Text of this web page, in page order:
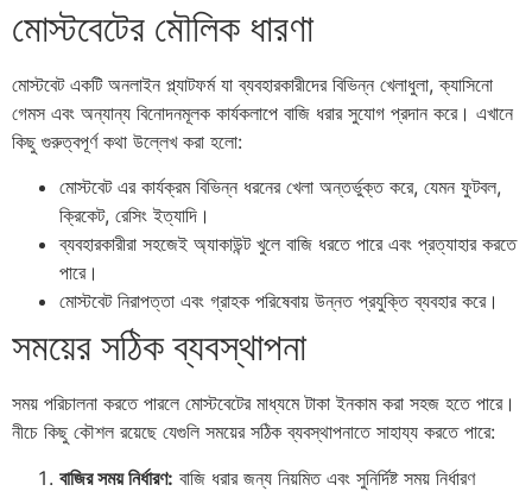
মোস্টবেটের মৌলিক ধারণা
মোস্টবেট একটি অনলাইন প্ল্যাটফর্ম যা ব্যবহারকারীদের বিভিন্ন খেলাধুলা, ক্যাসিনো
গেমস এবং অন্যান্য বিনোদনমূলক কার্যকলাপে বাজি ধরার সুযোগ প্রদান করে। এখানে
কিছু গুরুত্বপূর্ণ কথা উল্লেখ করা হলো:
মোস্টবেট এর কার্যক্রম বিভিন্ন ধরনের খেলা অন্তর্ভুক্ত করে, যেমন ফুটবল,
ক্রিকেট, রেসিং ইত্যাদি।
ব্যবহারকারীরা সহজেই অ্যাকাউন্ট খুলে বাজি ধরতে পারে এবং প্রত্যাহার করতে
পারে।
মোস্টবেট নিরাপত্তা এবং গ্রাহক পরিষেবায় উন্নত প্রযুক্তি ব্যবহার করে।
সময়ের সঠিক ব্যবস্থাপনা
সময় পরিচালনা করতে পারলে মোস্টবেটের মাধ্যমে টাকা ইনকাম করা সহজ হতে পারে।
নীচে কিছু কৌশল রয়েছে যেগুলি সময়ের সঠিক ব্যবস্থাপনাতে সাহায্য করতে পারে:
বাজির সময় নির্ধারণ: বাজি ধরার জন্য নিয়মিত এবং সুনির্দিষ্ট সময় নির্ধারণ